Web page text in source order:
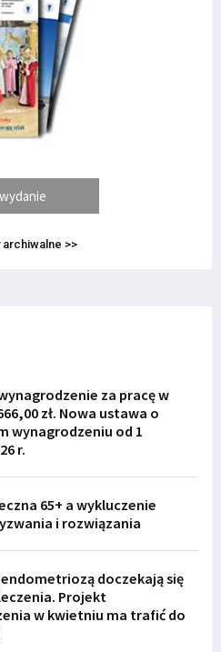
archiwalne >>
za pracę w
zł. Nowa ustawa o
wynagrodzeniu od 1
r.
65+ a wykluczenie
i rozwiązania
doczekają się
Projekt
w kwietniu ma trafić do